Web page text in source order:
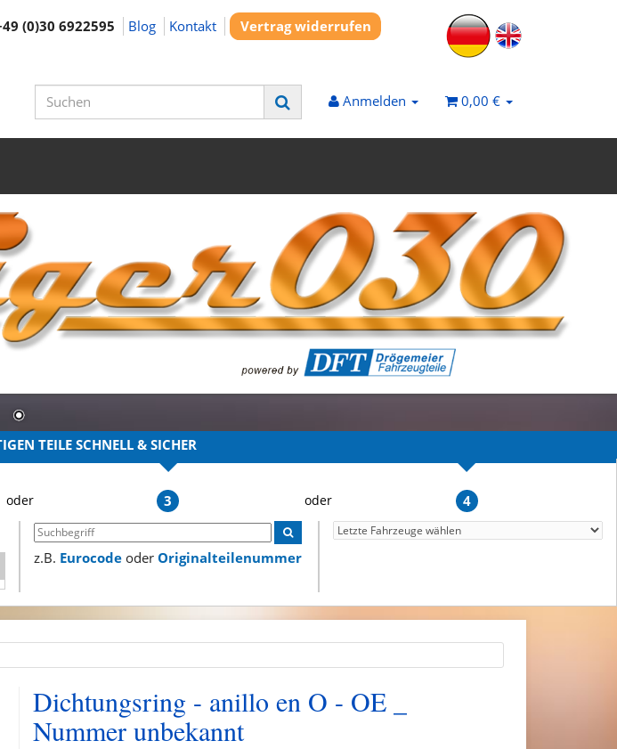
(0)30 6922595 Blog Kontakt Vertrag widerrufen
Anmelden 0,00 €
TEILE SCHNELL & SICHER
3
z.B. Eurocode oder Originalteilenummer
4
Dichtungsring - anillo en O - OE _
Nummer unbekannt